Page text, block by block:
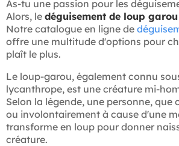
As-tu une passion pour les
Alors, le déguisement de loup garou
Notre catalogue en ligne de
offre une multitude d'options pour
plaît le plus.
Le loup-garou, également connu
lycanthrope, est une créature mi-
Selon la légende, une personne, que
ou involontairement à cause d'une
transforme en loup pour donner
créature.